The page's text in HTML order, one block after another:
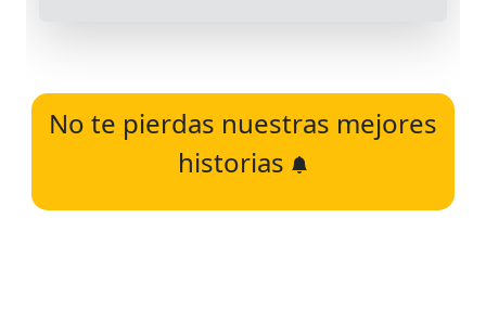
No te pierdas nuestras mejores
historias